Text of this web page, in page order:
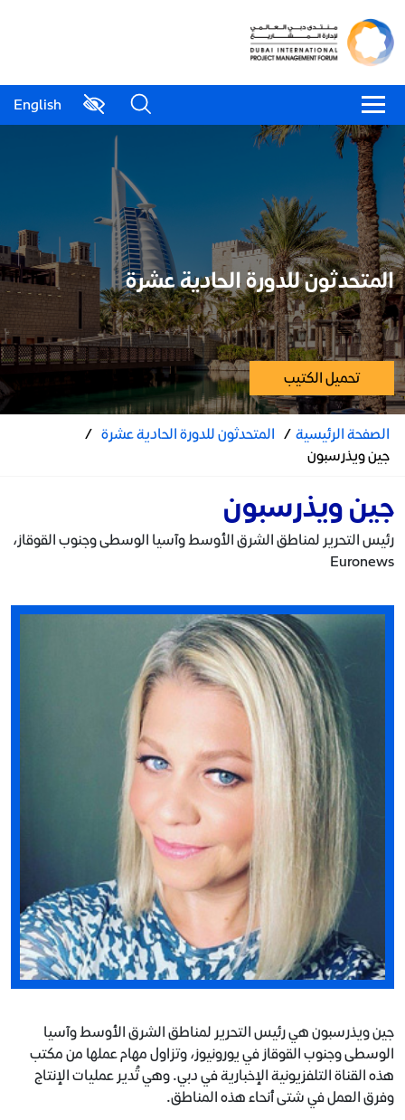
English
المتحدثون للدورة الحادية عشرة
تحميل الكتيب
الصفحة الرئيسية/ المتحدثون للدورة الحادية عشرة /
جين ويذرسبون
جين ويذرسبون
رئيس التحرير لمناطق الشرق الأوسط وآسيا الوسطى وجنوب القوقاز،
Euronews
جين ويذرسبون هي رئيس التحرير لمناطق الشرق الأوسط وآسيا
الوسطى وجنوب القوقاز في يورونيوز، وتزاول مهام عملها من مكتب
هذه القناة التلفزيونية الإخبارية في دبي. وهي تُدير عمليات الإنتاج
وفرق العمل في شتى أنحاء هذه المناطق.